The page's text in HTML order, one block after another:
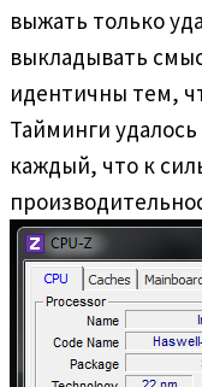
выжать только
выкладывать
идентичны тем,
Тайминги
каждый, что к